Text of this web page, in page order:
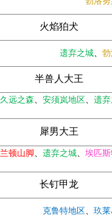
火焰狛犬
遗弃之城、
半兽人大王
久远之森、 安须岚地区 、 遗
犀男大王
兰顿山脚、 遗弃之城、 埃匹
长钉甲龙
克鲁特地区 、 玖